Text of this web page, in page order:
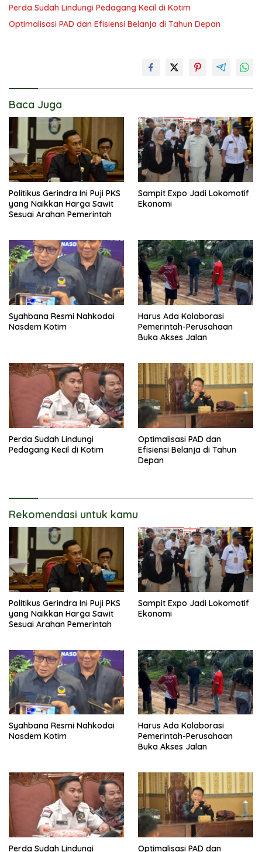
Perda Sudah Lindungi Pedagang Kecil di Kotim
Optimalisasi PAD dan Efisiensi Belanja di Tahun Depan
Baca Juga
Politikus Gerindra Ini Puji PKS
yang Naikkan Harga Sawit
Sesuai Arahan Pemerintah
Sampit Expo Jadi Lokomotif
Ekonomi
Syahbana Resmi Nahkodai
Nasdem Kotim
Harus Ada Kolaborasi
Pemerintah-Perusahaan
Buka Akses Jalan
Perda Sudah Lindungi
Pedagang Kecil di Kotim
Optimalisasi PAD dan
Efisiensi Belanja di Tahun
Depan
Rekomendasi untuk kamu
Politikus Gerindra Ini Puji PKS
yang Naikkan Harga Sawit
Sesuai Arahan Pemerintah
Sampit Expo Jadi Lokomotif
Ekonomi
Syahbana Resmi Nahkodai
Nasdem Kotim
Harus Ada Kolaborasi
Pemerintah-Perusahaan
Buka Akses Jalan
Perda Sudah Lindungi Optimalisasi PAD dan